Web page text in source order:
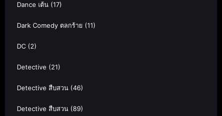
Dance เต้น (17)
Dark Comedy ตลกร้าย (11)
DC (2)
Detective (21)
Detective สืบสวน (46)
Detective สืบสวน (89)